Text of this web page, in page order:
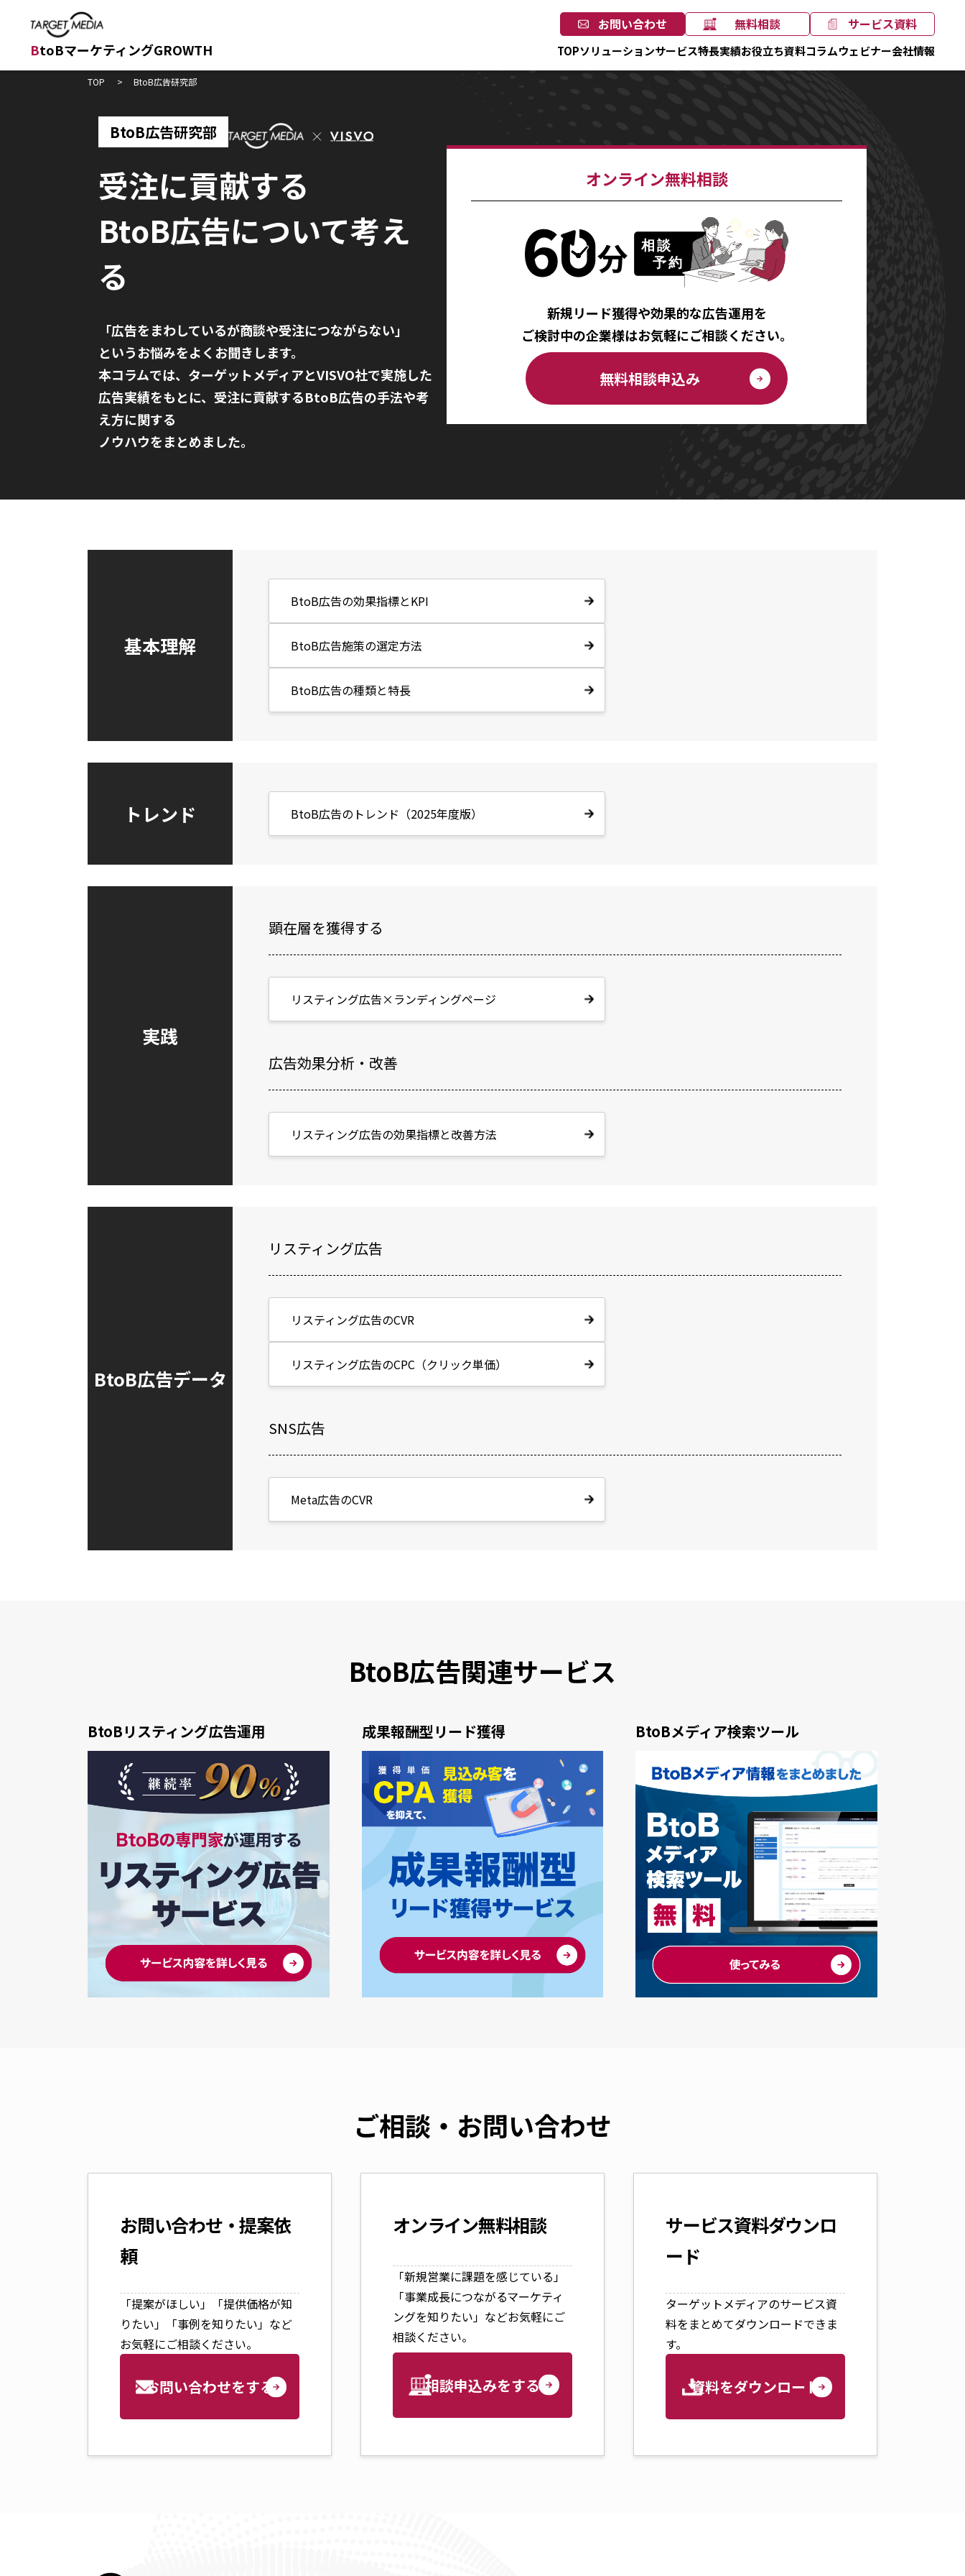
BtoBマーケティングGROWTH
お問い合わせ 無料相談 サービス資料
TOPソリューションサービス特長実績お役立ち資料コラムウェビナー会社情報
TOP BtoB広告研究部
BtoB広告研究部
受注に貢献する
BtoB広告について考え
る
「広告をまわしているが商談や受注につながらない」
というお悩みをよくお聞きします。
本コラムでは、ターゲットメディアとVISVO社で実施した
広告実績をもとに、受注に貢献するBtoB広告の手法や考
え方に関する
ノウハウをまとめました。
オンライン無料相談
新規リード獲得や効果的な広告運用を
ご検討中の企業様はお気軽にご相談ください。
無料相談申込み
基本理解
BtoB広告の効果指標とKPI
BtoB広告施策の選定方法
BtoB広告の種類と特長
トレンド BtoB広告のトレンド（2025年度版）
実践
顕在層を獲得する
リスティング広告×ランディングページ
広告効果分析・改善
リスティング広告の効果指標と改善方法
BtoB広告データ
リスティング広告
リスティング広告のCVR
リスティング広告のCPC（クリック単価）
SNS広告
Meta広告のCVR
BtoB広告関連サービス
BtoBリスティング広告運用 成果報酬型リード獲得 BtoBメディア検索ツール
ご相談・お問い合わせ
お問い合わせ・提案依
頼
「提案がほしい」「提供価格が知
りたい」「事例を知りたい」など
お気軽にご相談ください。
お問い合わせをする
オンライン無料相談
「新規営業に課題を感じている」
「事業成長につながるマーケティ
ングを知りたい」などお気軽にご
相談ください。
相談申込みをする
サービス資料ダウンロ
ード
ターゲットメディアのサービス資
料をまとめてダウンロードできま
す。
資料をダウンロード